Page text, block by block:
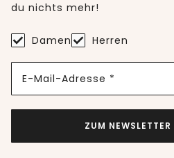
du nichts mehr!
Damen Herren
E-Mail-Adresse *
ZUM NEWSLETTER